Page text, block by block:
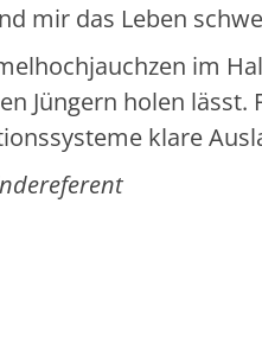
mir das Leben
im
Jüngern holen
klare